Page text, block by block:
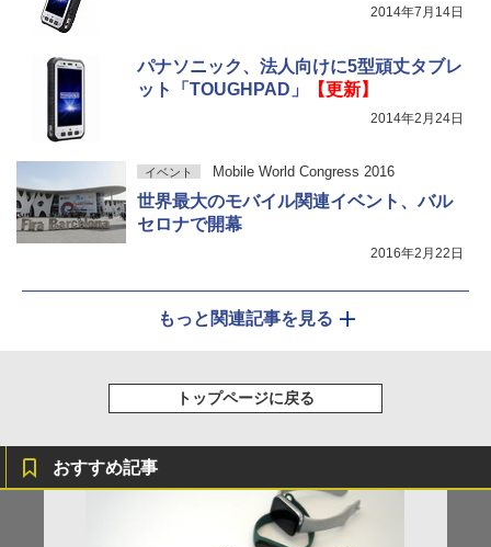
2014年7月14日
パナソニック、法人向けに5型頑丈タブレ
ット「TOUGHPAD」
【更新】
2014年2月24日
イベント Mobile World Congress 2016
世界最大のモバイル関連イベント、バル
セロナで開幕
2016年2月22日
もっと関連記事を見る
トップページに戻る
おすすめ記事